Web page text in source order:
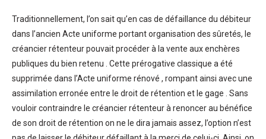
Traditionnellement, l’on sait qu’en cas de défaillance du débiteur
dans l’ancien Acte uniforme portant organisation des sûretés, le
créancier rétenteur pouvait procéder à la vente aux enchères
publiques du bien retenu . Cette prérogative classique a été
supprimée dans l’Acte uniforme rénové , rompant ainsi avec une
assimilation erronée entre le droit de rétention et le gage . Sans
vouloir contraindre le créancier rétenteur à renoncer au bénéfice
de son droit de rétention on ne le dira jamais assez, l’option n’est